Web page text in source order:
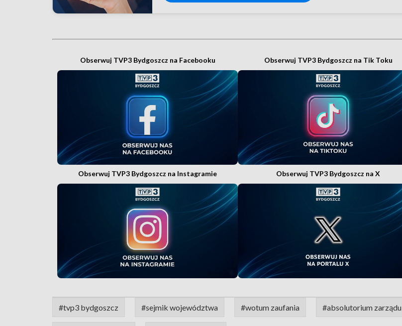
Obserwuj TVP3 Bydgoszcz na Facebooku Obserwuj TVP3 Bydgoszcz na Tik Toku
Obserwuj TVP3 Bydgoszcz na Instagramie Obserwuj TVP3 Bydgoszcz na X
#tvp3 bydgoszcz #sejmik województwa #wotum zaufania #absolutorium zarządu